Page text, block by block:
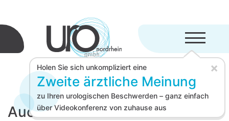
Menü
Holen Sie sich unkompliziert eine
Zweite ärztliche Meinung
zu Ihren urologischen Beschwerden – ganz einfach
über Videokonferenz von zuhause aus
×
Auch Männer haben